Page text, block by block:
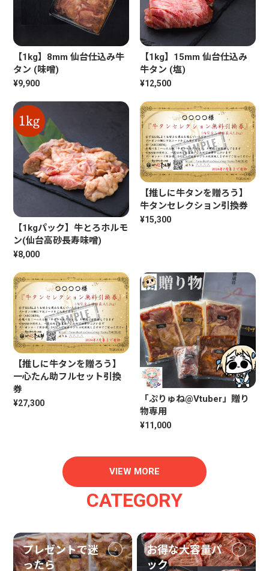
CATEGORY
プレゼントで迷
ったら
お得な大容量パ
ック
【1kg】8mm 仙台仕込み牛
タン (味噌)
¥9,900
【1kg】15mm 仙台仕込み
牛タン (塩)
¥12,500
【1kgパック】牛とろホルモ
ン(仙台高砂長寿味噌)
¥8,000
【推しに牛タンを贈ろう】
牛タンセレクション引換券
¥15,300
【推しに牛タンを贈ろう】
一心たん助フルセット引換
券
¥27,300
「ぷりゅね@Vtuber」贈り
物専用
¥11,000
VIEW MORE